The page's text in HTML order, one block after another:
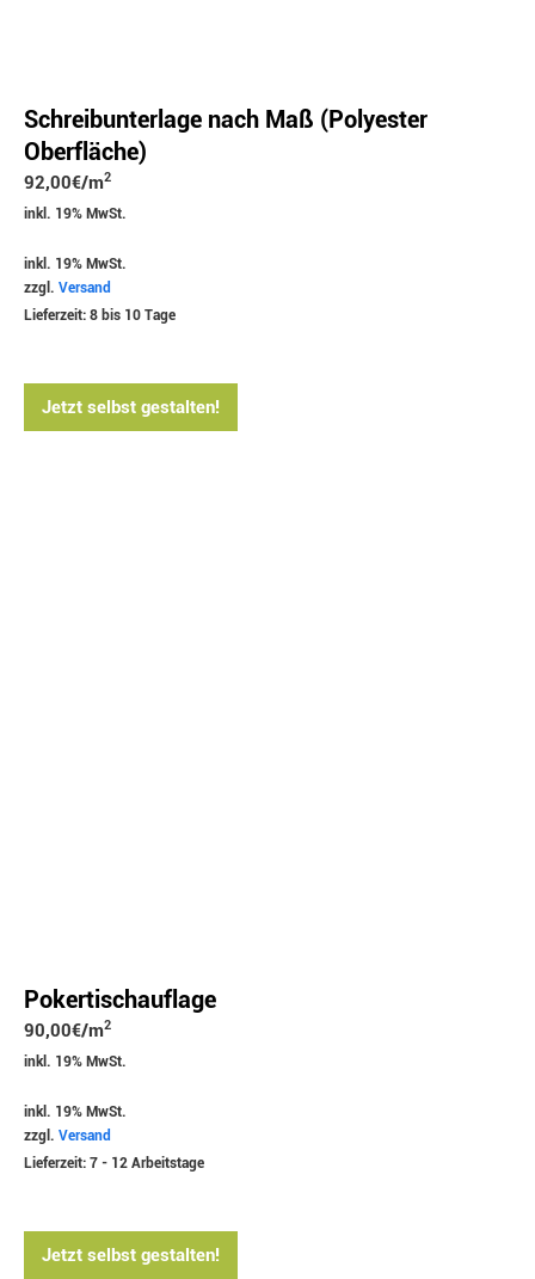
Schreibunterlage nach Maß (Polyester
Oberfläche)
92,00€/m2
inkl. 19% MwSt.
inkl. 19% MwSt.
zzgl. Versand
Lieferzeit: 8 bis 10 Tage
Jetzt selbst gestalten!
Pokertischauflage
90,00€/m2
inkl. 19% MwSt.
inkl. 19% MwSt.
zzgl. Versand
Lieferzeit: 7 - 12 Arbeitstage
Jetzt selbst gestalten!